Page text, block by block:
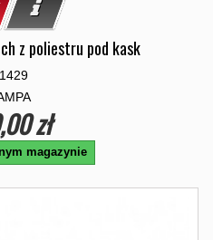
z poliestru pod kask
zł
magazynie